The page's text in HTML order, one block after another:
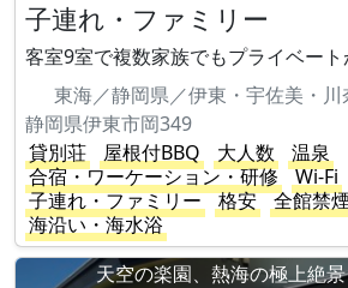
子連れ・ファミリー
客室9室で複数家族でもプライベート
東海／静岡県／伊東・宇佐美・川
静岡県伊東市岡349
貸別荘
屋根付BBQ 大人数
温泉
合宿・ワーケーション・研修
Wi-Fi
子連れ・ファミリー
格安 全館禁煙
海沿い・海水浴
天空の楽園、熱海の極上絶